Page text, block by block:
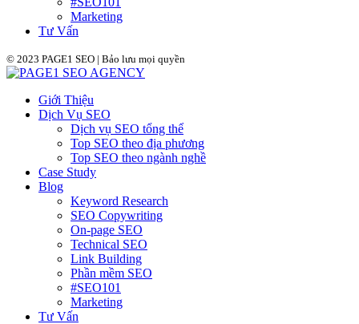
Marketing
Tư Vấn
© 2023 PAGE1 SEO | Bảo lưu mọi quyền
Giới Thiệu
Dịch Vụ SEO
Dịch vụ SEO tổng thể
Top SEO theo địa phương
Top SEO theo ngành nghề
Case Study
Blog
Keyword Research
SEO Copywriting
On-page SEO
Technical SEO
Link Building
Phần mềm SEO
#SEO101
Marketing
Tư Vấn